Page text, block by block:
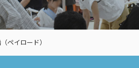
ペイロード）